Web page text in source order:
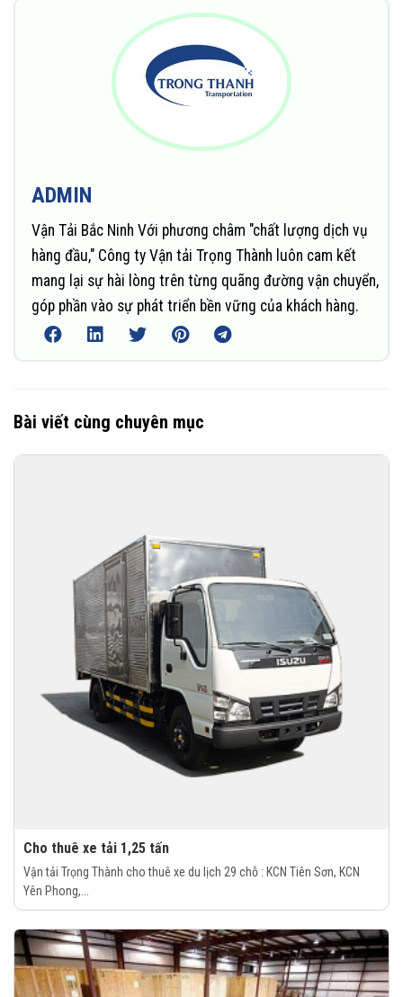
ADMIN
Vận Tải Bắc Ninh Với phương châm "chất lượng dịch vụ
hàng đầu," Công ty Vận tải Trọng Thành luôn cam kết
mang lại sự hài lòng trên từng quãng đường vận chuyển,
góp phần vào sự phát triển bền vững của khách hàng.
Bài viết cùng chuyên mục
Cho thuê xe tải 1,25 tấn
Vận tải Trọng Thành cho thuê xe du lịch 29 chỗ : KCN Tiên Sơn, KCN
Yên Phong,...